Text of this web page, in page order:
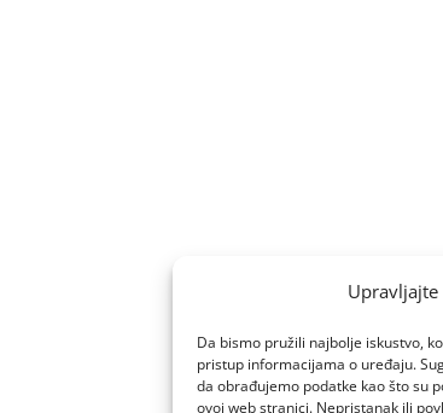
Da bismo pružili najbolje iskustvo,
pristup informacijama o uređaju.
da obrađujemo podatke kao što su
ovoj web stranici. Nepristanak ili